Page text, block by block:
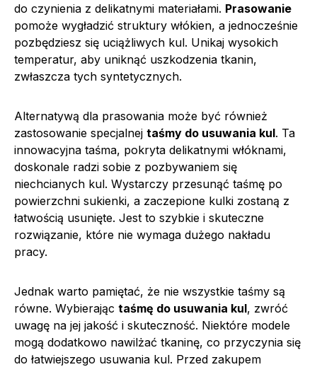
do czynienia z delikatnymi materiałami. Prasowanie
pomoże wygładzić struktury włókien, a jednocześnie
pozbędziesz się uciążliwych kul. Unikaj wysokich
temperatur, aby uniknąć uszkodzenia tkanin,
zwłaszcza tych syntetycznych.
Alternatywą dla prasowania może być również
zastosowanie specjalnej taśmy do usuwania kul. Ta
innowacyjna taśma, pokryta delikatnymi włóknami,
doskonale radzi sobie z pozbywaniem się
niechcianych kul. Wystarczy przesunąć taśmę po
powierzchni sukienki, a zaczepione kulki zostaną z
łatwością usunięte. Jest to szybkie i skuteczne
rozwiązanie, które nie wymaga dużego nakładu
pracy.
Jednak warto pamiętać, że nie wszystkie taśmy są
równe. Wybierając taśmę do usuwania kul, zwróć
uwagę na jej jakość i skuteczność. Niektóre modele
mogą dodatkowo nawilżać tkaninę, co przyczynia się
do łatwiejszego usuwania kul. Przed zakupem